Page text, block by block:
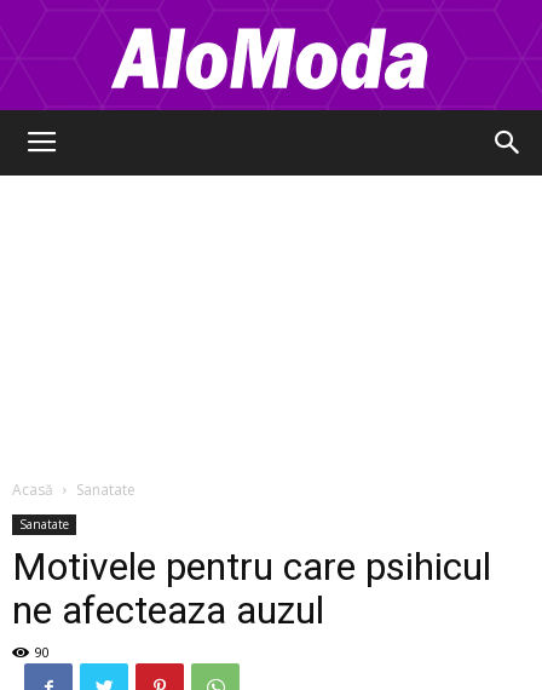
Acasă Sanatate
Sanatate
Motivele pentru care psihicul
ne afecteaza auzul
90